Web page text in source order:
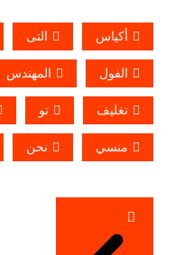
أكياس التى
الفول المهندس
تغليف تو
منسي نحن
تصفّح
المقالات